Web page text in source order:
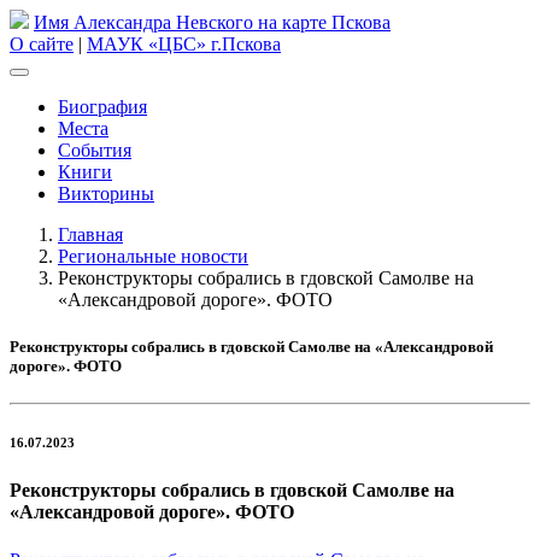
Имя Александра Невского на карте Пскова
О сайте | МАУК «ЦБС» г.Пскова
Биография
Места
События
Книги
Викторины
Главная
Региональные новости
Реконструкторы собрались в гдовской Самолве на
«Александровой дороге». ФОТО
Реконструкторы собрались в гдовской Самолве на «Александровой
дороге». ФОТО
16.07.2023
Реконструкторы собрались в гдовской Самолве на
«Александровой дороге». ФОТО